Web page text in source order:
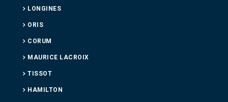
LONGINES
ORIS
CORUM
MAURICE LACROIX
TISSOT
HAMILTON